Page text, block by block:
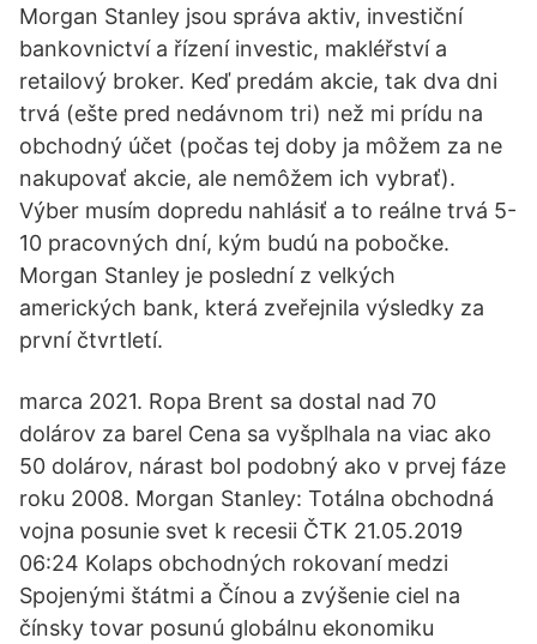
Morgan Stanley jsou správa aktiv, investiční
bankovnictví a řízení investic, makléřství a
retailový broker. Keď predám akcie, tak dva dni
trvá (ešte pred nedávnom tri) než mi prídu na
obchodný účet (počas tej doby ja môžem za ne
nakupovať akcie, ale nemôžem ich vybrať).
Výber musím dopredu nahlásiť a to reálne trvá 5-
10 pracovných dní, kým budú na pobočke.
Morgan Stanley je poslední z velkých
amerických bank, která zveřejnila výsledky za
první čtvrtletí.
marca 2021. Ropa Brent sa dostal nad 70
dolárov za barel Cena sa vyšplhala na viac ako
50 dolárov, nárast bol podobný ako v prvej fáze
roku 2008. Morgan Stanley: Totálna obchodná
vojna posunie svet k recesii ČTK 21.05.2019
06:24 Kolaps obchodných rokovaní medzi
Spojenými štátmi a Čínou a zvýšenie ciel na
čínsky tovar posunú globálnu ekonomiku